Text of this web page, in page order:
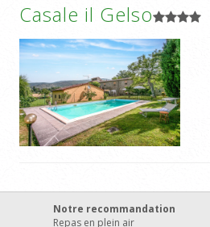
Casale il Gelso
Notre recommandation
Repas en plein air